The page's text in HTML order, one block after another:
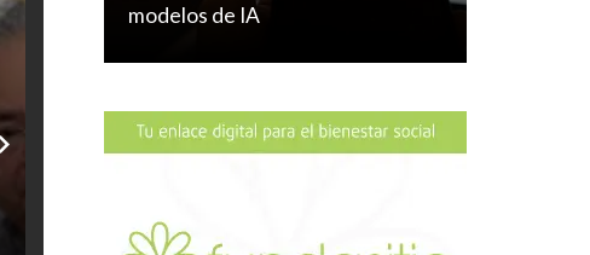
mandato en Perú
en septiembre
modelos de IA